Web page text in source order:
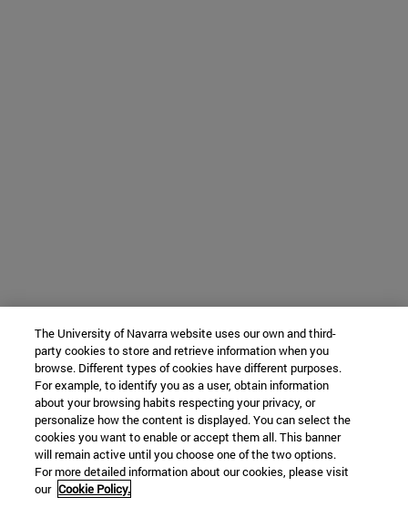
The University of Navarra website uses our own and third-
party cookies to store and retrieve information when you
browse. Different types of cookies have different purposes.
For example, to identify you as a user, obtain information
about your browsing habits respecting your privacy, or
personalize how the content is displayed. You can select the
cookies you want to enable or accept them all. This banner
will remain active until you choose one of the two options.
For more detailed information about our cookies, please visit
our Cookie Policy.